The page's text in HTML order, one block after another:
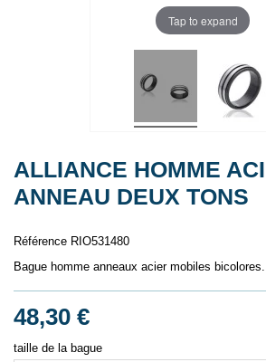
Tap to expand
ALLIANCE HOMME
ANNEAU DEUX TONS
Référence RIO531480
Bague homme anneaux acier mobiles bicolores.
48,30 €
taille de la bague